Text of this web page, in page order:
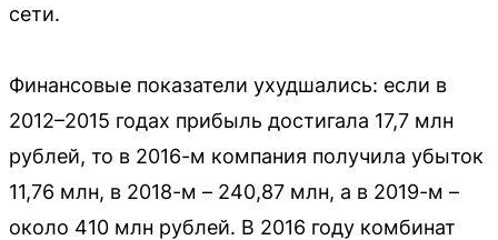
сети.
Финансовые показатели ухудшались: если в
2012–2015 годах прибыль достигала 17,7 млн
рублей, то в 2016-м компания получила убыток
11,76 млн, в 2018-м – 240,87 млн, а в 2019-м –
около 410 млн рублей. В 2016 году комбинат